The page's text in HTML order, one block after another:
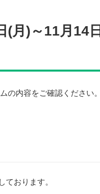
月)～11月14日
の内容をご確認ください。
ております。